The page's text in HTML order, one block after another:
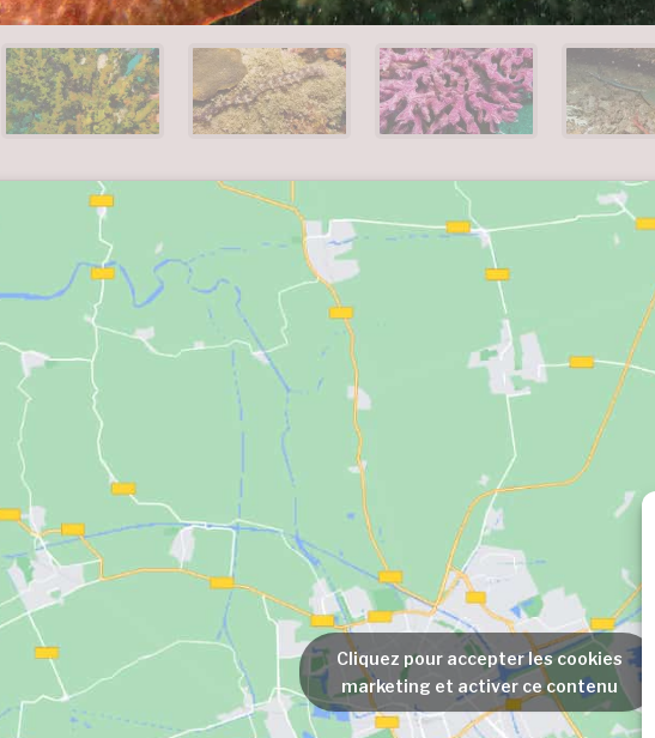
Cliquez pour accepter les cookies
marketing et activer ce contenu